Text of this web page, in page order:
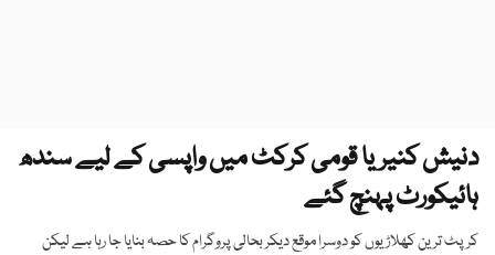
دنیش کنیریا قومی کرکٹ میں واپسی کے لیے سندھ
ہائیکورٹ پہنچ گئے
کرپٹ ترین کھلاڑیوں کو دوسرا موقع دیکر بحالی پروگرام کا حصہ بنایا جا رہا ہے لیکن